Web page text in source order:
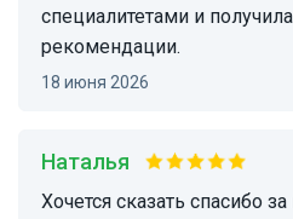
специалитетами и
рекомендации.
18 июня 2026
Наталья
Хочется сказать спасибо за прекрасную